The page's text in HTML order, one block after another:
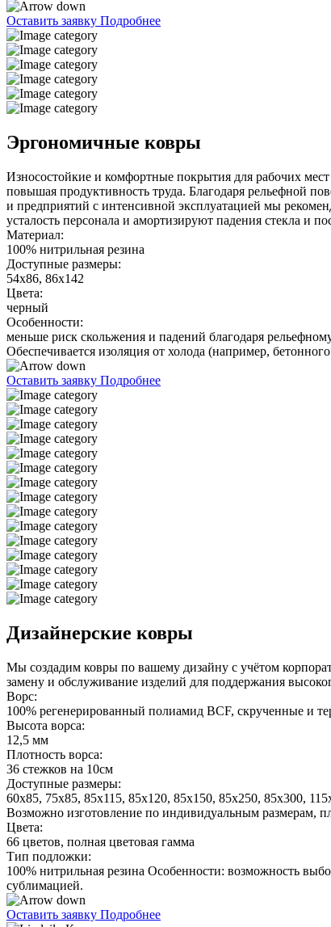
Оставить заявку Подробнее
Эргономичные ковры
Износостойкие и комфортные покрытия для рабочих
повышая продуктивность труда. Благодаря рельефной
и предприятий с интенсивной эксплуатацией мы
усталость персонала и амортизируют падения стекла и
Материал:
100% нитрильная резина
Доступные размеры:
54x86, 86x142
Цвета:
черный
Особенности:
меньше риск скольжения и падений благодаря
Обеспечивается изоляция от холода (например,
Оставить заявку Подробнее
Дизайнерские ковры
Мы создадим ковры по вашему дизайну с учётом
замену и обслуживание изделий для поддержания
Ворс:
100% регенерированный полиамид BCF, скрученные и
Высота ворса:
12,5 мм
Плотность ворса:
36 стежков на 10см
Доступные размеры:
60x85, 75x85, 85x115, 85x120, 85x150, 85x250, 85x300,
Возможно изготовление по индивидуальным размерам,
Цвета:
66 цветов, полная цветовая гамма
Тип подложки:
100% нитрильная резина Особенности: возможность
сублимацией.
Оставить заявку Подробнее